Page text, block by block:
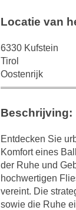
Locatie van
6330 Kufstein
Tirol
Oostenrijk
Beschrijving:
Entdecken Sie
Komfort eines
der Ruhe und
hochwertigen
vereint. Die
sowie die Ruhe